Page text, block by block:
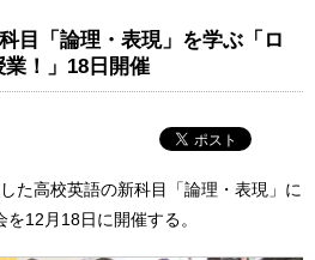
目「論理・表現」を学ぶ「ロ
！」18日開催
た高校英語の新科目「論理・表現」に
12月18日に開催する。